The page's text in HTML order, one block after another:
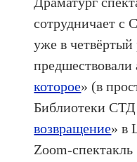
сотрудничает с
уже в
предшествовали
которое» (в
Библиотеки
возвращение» в
Zoom-спектакль